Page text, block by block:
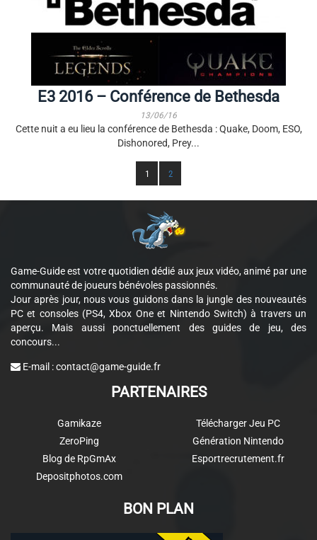
E3 2016 – Conférence de Bethesda
13/06/16
Cette nuit a eu lieu la conférence de Bethesda : Quake, Doom, ESO,
Dishonored, Prey...
1 2
Game-Guide est votre quotidien dédié aux jeux vidéo, animé par une
communauté de joueurs bénévoles passionnés.
Jour après jour, nous vous guidons dans la jungle des nouveautés
PC et consoles (PS4, Xbox One et Nintendo Switch) à travers un
aperçu. Mais aussi ponctuellement des guides de jeu, des
concours...
E-mail :contact@game-guide.fr
PARTENAIRES
Gamikaze
ZeroPing
Blog de RpGmAx
Depositphotos.com
Télécharger Jeu PC
Génération Nintendo
Esportrecrutement.fr
BON PLAN